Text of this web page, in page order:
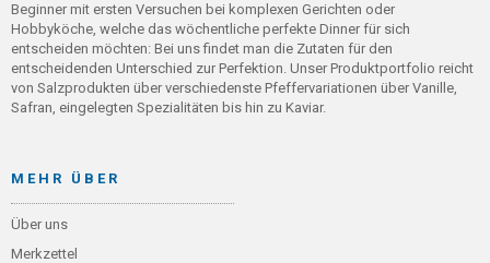
Beginner mit ersten Versuchen bei komplexen Gerichten oder
Hobbyköche, welche das wöchentliche perfekte Dinner für sich
entscheiden möchten: Bei uns findet man die Zutaten für den
entscheidenden Unterschied zur Perfektion. Unser Produktportfolio reicht
von Salzprodukten über verschiedenste Pfeffervariationen über Vanille,
Safran, eingelegten Spezialitäten bis hin zu Kaviar.
MEHR ÜBER
Über uns
Merkzettel